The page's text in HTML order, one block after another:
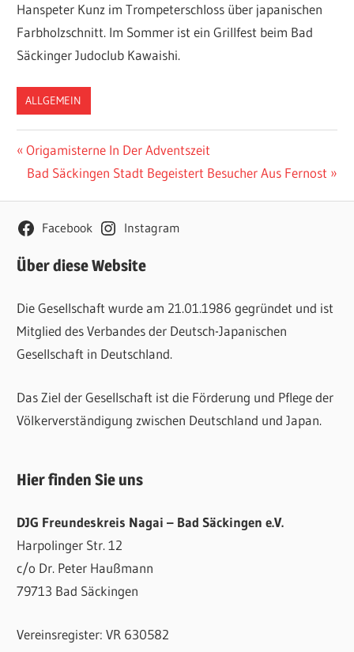
Hanspeter Kunz im Trompeterschloss über japanischen
Farbholzschnitt. Im Sommer ist ein Grillfest beim Bad
Säckinger Judoclub Kawaishi.
ALLGEMEIN
Beitragsnavigation
Vorheriger
Beitrag:
Origamisterne In Der Adventszeit
Nächster
Bad Säckingen Stadt Begeistert Besucher Aus Fernost
Facebook Instagram
Über diese Website
Die Gesellschaft wurde am 21.01.1986 gegründet und ist
Mitglied des Verbandes der Deutsch-Japanischen
Gesellschaft in Deutschland.
Das Ziel der Gesellschaft ist die Förderung und Pflege der
Völkerverständigung zwischen Deutschland und Japan.
Hier finden Sie uns
DJG Freundeskreis Nagai – Bad Säckingen e.V.
Harpolinger Str. 12
c/o Dr. Peter Haußmann
79713 Bad Säckingen
Vereinsregister: VR 630582